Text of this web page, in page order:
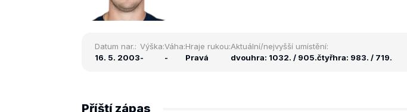
Datum nar.:
16. 5. 2003
Výška:
-
Váha:
-
Hraje rukou:
Pravá
Aktuální/nejvyšší umístění:
dvouhra: 1032. / 905.čtyřhra: 983. / 719.
Příští zápas